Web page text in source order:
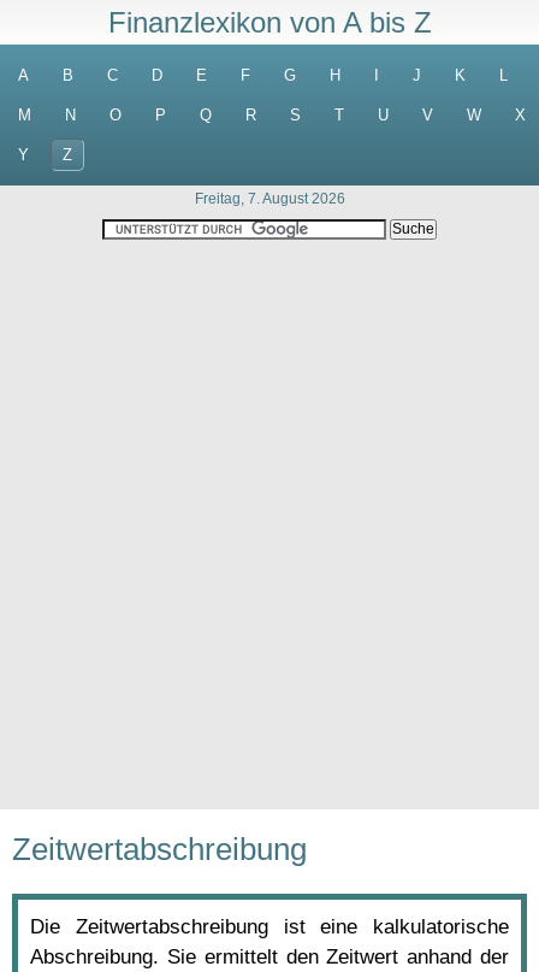
Finanzlexikon von A bis Z
A B C D E F G H J K L
M N O P Q R S T U V W X
Y Z
Freitag, 7. August 2026
Zeitwertabschreibung
Die Zeitwertabschreibung ist eine kalkulatorische
Abschreibung. Sie ermittelt den Zeitwert anhand der